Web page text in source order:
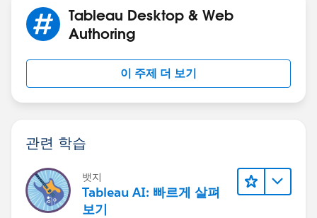
Kind Regards,
Bommana Gayathri.
Tableau Desktop & Web
Authoring
이 주제 더 보기
관련 학습
뱃지
Tableau AI: 빠르게 살펴
보기